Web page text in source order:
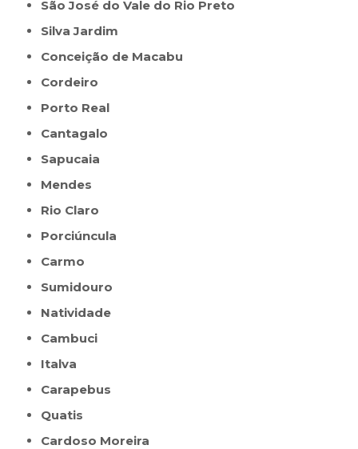
São José do Vale do Rio Preto
Silva Jardim
Conceição de Macabu
Cordeiro
Porto Real
Cantagalo
Sapucaia
Mendes
Rio Claro
Porciúncula
Carmo
Sumidouro
Natividade
Cambuci
Italva
Carapebus
Quatis
Cardoso Moreira